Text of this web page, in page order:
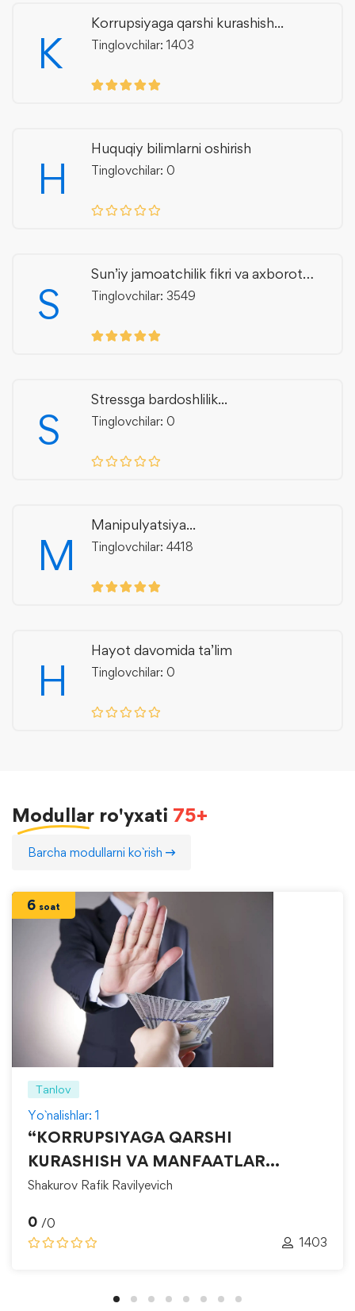
K
Korrupsiyaga qarshi kurashish...
Tinglovchilar: 1403
H
Huquqiy bilimlarni oshirish
Tinglovchilar: 0
S
Sun’iy jamoatchilik fikri va axborot
manipulyatsiyasi
Tinglovchilar: 3549
S
Stressga bardoshlilik...
Tinglovchilar: 0
M
Manipulyatsiya...
Tinglovchilar: 4418
H
Hayot davomida ta’lim
Tinglovchilar: 0
Modullar ro'yxati 75+
Barcha modullarni ko`rish
6 soat
Tanlov
Yo`nalishlar: 1
“KORRUPSIYAGA QARSHI
KURASHISH VA MANFAATLAR
TO‘QNASHUVINI BOSHQARISH”
Shakurov Rafik Ravilyevich
0 /0
1403